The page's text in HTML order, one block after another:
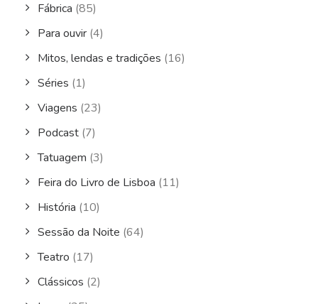
Fábrica (85)
Para ouvir (4)
Mitos, lendas e tradições (16)
Séries (1)
Viagens (23)
Podcast (7)
Tatuagem (3)
Feira do Livro de Lisboa (11)
História (10)
Sessão da Noite (64)
Teatro (17)
Clássicos (2)